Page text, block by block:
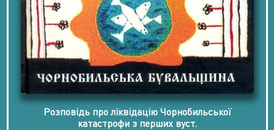
Розповідь про ліквідацію Чорнобильської
катастрофи з перших вуст.